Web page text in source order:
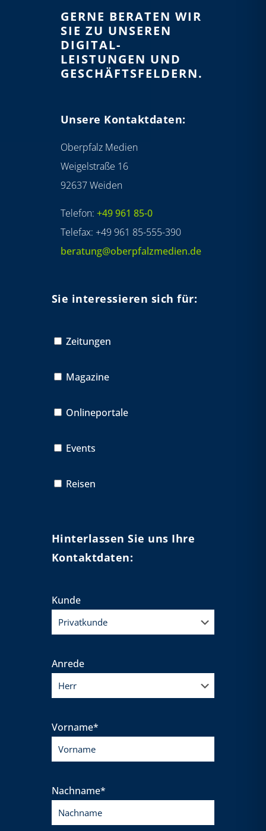
GERNE BERATEN WIR
SIE ZU UNSEREN
DIGITAL-
LEISTUNGEN UND
GESCHÄFTS­­FELDERN.
Unsere Kontaktdaten:
Oberpfalz Medien
Weigelstraße 16
92637 Weiden
Telefon: +49 961 85-0
Telefax: +49 961 85-555-390
beratung@oberpfalzmedien.de
Sie interessieren sich für:
Zeitungen
Magazine
Onlineportale
Events
Reisen
Hinterlassen Sie uns Ihre
Kontaktdaten:
Kunde
Anrede
Vorname*
Nachname*